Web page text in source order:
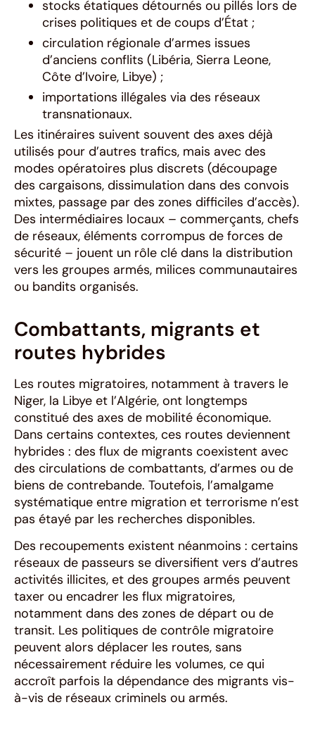
stocks étatiques détournés ou pillés lors de
crises politiques et de coups d’État ;
circulation régionale d’armes issues
d’anciens conflits (Libéria, Sierra Leone,
Côte d’Ivoire, Libye) ;
importations illégales via des réseaux
transnationaux.
Les itinéraires suivent souvent des axes déjà
utilisés pour d’autres trafics, mais avec des
modes opératoires plus discrets (découpage
des cargaisons, dissimulation dans des convois
mixtes, passage par des zones difficiles d’accès).
Des intermédiaires locaux – commerçants, chefs
de réseaux, éléments corrompus de forces de
sécurité – jouent un rôle clé dans la distribution
vers les groupes armés, milices communautaires
ou bandits organisés.
Combattants, migrants et
routes hybrides
Les routes migratoires, notamment à travers le
Niger, la Libye et l’Algérie, ont longtemps
constitué des axes de mobilité économique.
Dans certains contextes, ces routes deviennent
hybrides : des flux de migrants coexistent avec
des circulations de combattants, d’armes ou de
biens de contrebande. Toutefois, l’amalgame
systématique entre migration et terrorisme n’est
pas étayé par les recherches disponibles.
Des recoupements existent néanmoins : certains
réseaux de passeurs se diversifient vers d’autres
activités illicites, et des groupes armés peuvent
taxer ou encadrer les flux migratoires,
notamment dans des zones de départ ou de
transit. Les politiques de contrôle migratoire
peuvent alors déplacer les routes, sans
nécessairement réduire les volumes, ce qui
accroît parfois la dépendance des migrants vis-
à-vis de réseaux criminels ou armés.